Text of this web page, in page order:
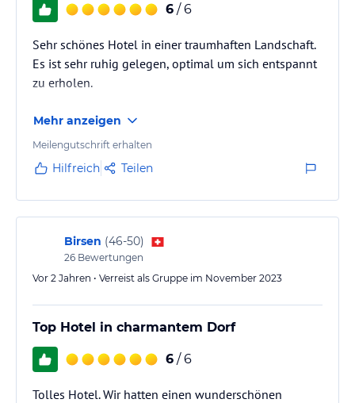
6 / 6
Sehr schönes Hotel in einer traumhaften Landschaft.
Es ist sehr ruhig gelegen, optimal um sich entspannt
zu erholen.
Mehr anzeigen
Meilengutschrift erhalten
Hilfreich Teilen
Birsen (46-50)
26 Bewertungen
Vor 2 Jahren • Verreist als Gruppe im November 2023
Top Hotel in charmantem Dorf
6 / 6
Tolles Hotel. Wir hatten einen wunderschönen